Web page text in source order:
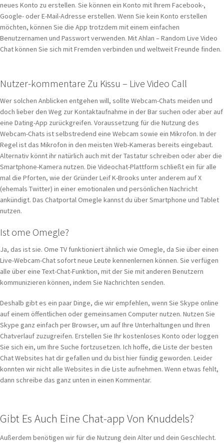
neues Konto zu erstellen. Sie können ein Konto mit Ihrem Facebook-,
Google- oder E-Mail-Adresse erstellen. Wenn Sie kein Konto erstellen
möchten, können Sie die App trotzdem mit einem einfachen
Benutzernamen und Passwort verwenden. Mit Ahlan – Random Live Video
Chat können Sie sich mit Fremden verbinden und weltweit Freunde finden.
Nutzer-kommentare Zu Kissu – Live Video Call
Wer solchen Anblicken entgehen will, sollte Webcam-Chats meiden und
doch lieber den Weg zur Kontaktaufnahme in der Bar suchen oder aber auf
eine Dating-App zurückgreifen. Voraussetzung für die Nutzung des
Webcam-Chats ist selbstredend eine Webcam sowie ein Mikrofon. In der
Regel ist das Mikrofon in den meisten Web-Kameras bereits eingebaut.
Alternativ könnt ihr natürlich auch mit der Tastatur schreiben oder aber die
Smartphone-Kamera nutzen. Die Videochat-Plattform schließt ein für alle
mal die Pforten, wie der Gründer Leif K-Brooks unter anderem auf X
(ehemals Twitter) in einer emotionalen und persönlichen Nachricht
ankündigt. Das Chatportal Omegle kannst du über Smartphone und Tablet
nutzen.
Ist ome Omegle?
Ja, das ist sie. Ome TV funktioniert ähnlich wie Omegle, da Sie über einen
Live-Webcam-Chat sofort neue Leute kennenlernen können. Sie verfügen
alle über eine Text-Chat-Funktion, mit der Sie mit anderen Benutzern
kommunizieren können, indem Sie Nachrichten senden.
Deshalb gibt es ein paar Dinge, die wir empfehlen, wenn Sie Skype online
auf einem öffentlichen oder gemeinsamen Computer nutzen. Nutzen Sie
Skype ganz einfach per Browser, um auf Ihre Unterhaltungen und Ihren
Chatverlauf zuzugreifen. Erstellen Sie Ihr kostenloses Konto oder loggen
Sie sich ein, um Ihre Suche fortzusetzen. Ich hoffe, die Liste der besten
Chat Websites hat dir gefallen und du bist hier fündig geworden. Leider
konnten wir nicht alle Websites in die Liste aufnehmen. Wenn etwas fehlt,
dann schreibe das ganz unten in einen Kommentar.
Gibt Es Auch Eine Chat-app Von Knuddels?
Außerdem benötigen wir für die Nutzung dein Alter und dein Geschlecht.